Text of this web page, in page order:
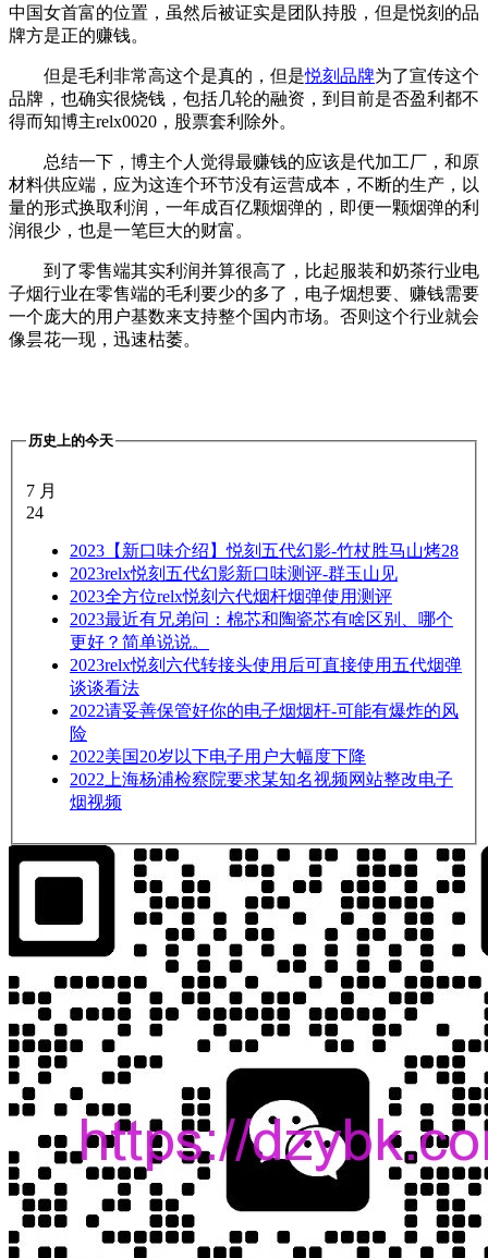
中国女首富的位置，虽然后被证实是团队持股，但是悦刻的品
牌方是正的赚钱。
但是毛利非常高这个是真的，但是悦刻品牌为了宣传这个
品牌，也确实很烧钱，包括几轮的融资，到目前是否盈利都不
得而知博主relx0020，股票套利除外。
总结一下，博主个人觉得最赚钱的应该是代加工厂，和原
材料供应端，应为这连个环节没有运营成本，不断的生产，以
量的形式换取利润，一年成百亿颗烟弹的，即便一颗烟弹的利
润很少，也是一笔巨大的财富。
到了零售端其实利润并算很高了，比起服装和奶茶行业电
子烟行业在零售端的毛利要少的多了，电子烟想要、赚钱需要
一个庞大的用户基数来支持整个国内市场。否则这个行业就会
像昙花一现，迅速枯萎。
历史上的今天
7 月
24
2023 【新口味介绍】悦刻五代幻影-竹杖胜马山烤28
2023relx悦刻五代幻影新口味测评-群玉山见
2023全方位relx悦刻六代烟杆烟弹使用测评
2023最近有兄弟问：棉芯和陶瓷芯有啥区别、哪个
更好？简单说说。
2023relx悦刻六代转接头使用后可直接使用五代烟弹
谈谈看法
2022请妥善保管好你的电子烟烟杆-可能有爆炸的风
险
2022美国20岁以下电子用户大幅度下降
2022 上海杨浦检察院要求某知名视频网站整改电子
烟视频